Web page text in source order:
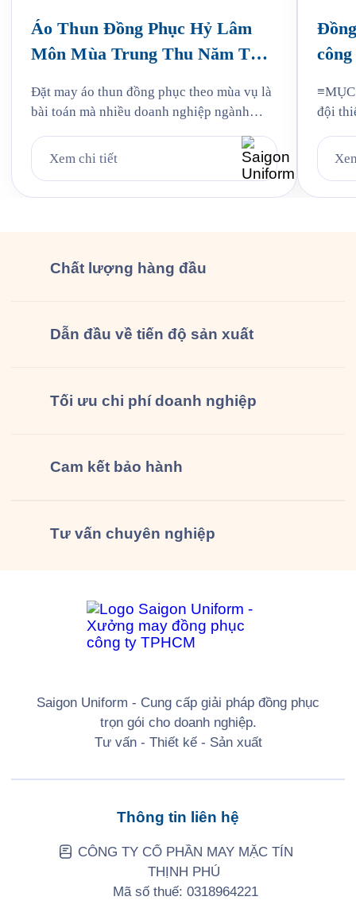
Áo Thun Đồng Phục Hỷ Lâm
Môn Mùa Trung Thu Năm Thứ
Đặt may áo thun đồng phục theo mùa vụ là
bài toán mà nhiều doanh nghiệp ngành
Môn cũng vậy. Cứ đến hẹn lại lên, mỗi năm
khi mùa bánh Trung Thu về, Hỷ Lâm Môn
Xem chi tiết
đội
mẫu
Quy
Chất lượng hàng đầu
Dẫn đầu về tiến độ sản xuất
Tối ưu chi phí doanh nghiệp
Cam kết bảo hành
Tư vấn chuyên nghiệp
Saigon Uniform - Cung cấp giải pháp đồng phục
trọn gói cho doanh nghiệp.
Tư vấn - Thiết kế - Sản xuất
Thông tin liên hệ
CÔNG TY CỔ PHẦN MAY MẶC TÍN
THỊNH PHÚ
Mã số thuế: 0318964221